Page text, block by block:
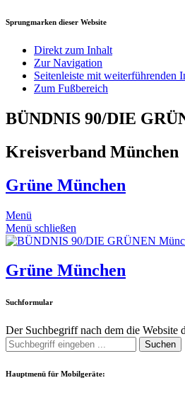
Sprungmarken dieser Website
Direkt zum Inhalt
Zur Navigation
Seitenleiste mit weiterführenden
Zum Fußbereich
BÜNDNIS 90/DIE
Kreisverband München
Grüne München
Menü
Menü schließen
Grüne München
Suchformular
Der Suchbegriff nach dem die Website
Suchen
Hauptmenü für Mobilgeräte: